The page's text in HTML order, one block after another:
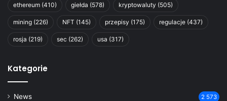
ethereum (410) giełda (578) kryptowaluty (505)
mining (226) NFT (145) przepisy (175) regulacje (437)
rosja (219) sec (262) usa (317)
Kategorie
News 2 573